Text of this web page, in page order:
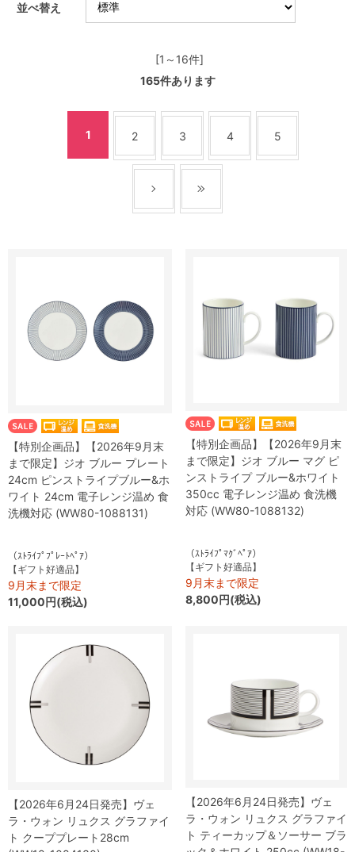
並べ替え
[1～16件]
165件あります
1 2 3 4 5
【特別企画品】【2026年9月末
まで限定】ジオ ブルー プレート
24cm ピンストライプブルー&ホ
ワイト 24cm 電子レンジ温め 食
洗機対応 (WW80-1088131)
（ｽﾄﾗｲﾌﾟﾌﾟﾚｰﾄﾍﾟｱ）
【ギフト好適品】
9月末まで限定
11,000円(税込)
【特別企画品】【2026年9月末
まで限定】ジオ ブルー マグ ピ
ンストライプ ブルー&ホワイト
350cc 電子レンジ温め 食洗機
対応 (WW80-1088132)
（ｽﾄﾗｲﾌﾟﾏｸﾞﾍﾟｱ）
【ギフト好適品】
9月末まで限定
8,800円(税込)
【2026年6月24日発売】ヴェ
ラ・ウォン リュクス グラファイ
ト クーププレート28cm
【2026年6月24日発売】ヴェ
ラ・ウォン リュクス グラファイ
ト ティーカップ＆ソーサー ブラ